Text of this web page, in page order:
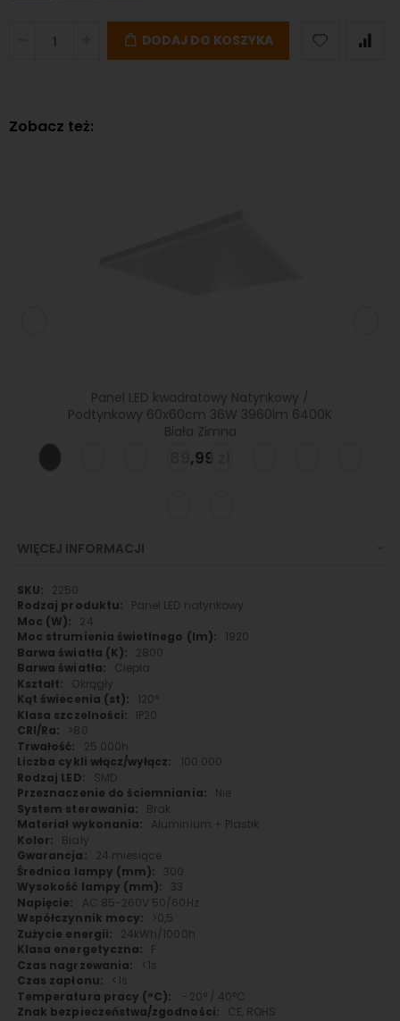
DODAJ DO KOSZYKA
Zobacz też:
Panel LED kwadratowy Natynkowy /
Podtynkowy 60x60cm 36W 3960lm 6400K
Biała Zimna
89,99 zł
WIĘCEJ INFORMACJI
Więcej
informacji
2250
Panel LED natynkowy
24
1920
2800
Ciepła
Okrągły
120°
IP20
>80
25 000h
100 000
SMD
Nie
Brak
Aluminium + Plastik
Biały
24 miesiące
300
33
AC 85-260V 50/60Hz
>0,5
24kWh/1000h
F
<1s
<1s
-20° / 40°C
CE, ROHS